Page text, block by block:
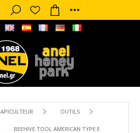
APICULTEUR OUTILS
BEEHIVE TOOL AMERICAN TYPE ECO PINK